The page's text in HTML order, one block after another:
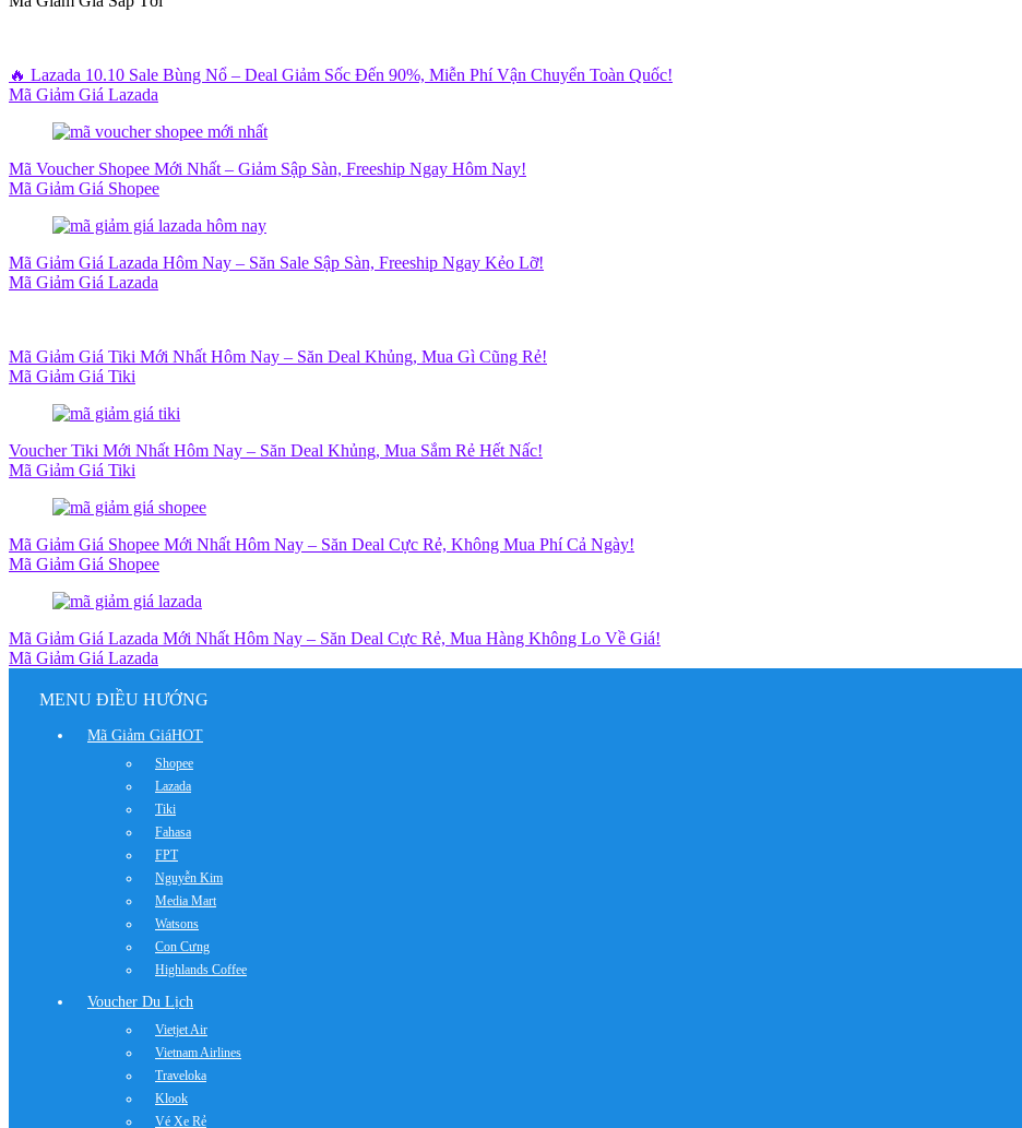
🔥 Lazada 10.10 Sale Bùng Nổ – Deal Giảm Sốc Đến 90%, Miễn Phí Vận Chuyển Toàn Quốc!
Mã Giảm Giá Lazada
Mã Voucher Shopee Mới Nhất – Giảm Sập Sàn, Freeship Ngay Hôm Nay!
Mã Giảm Giá Shopee
Mã Giảm Giá Lazada Hôm Nay – Săn Sale Sập Sàn, Freeship Ngay Kẻo Lỡ!
Mã Giảm Giá Lazada
Mã Giảm Giá Tiki Mới Nhất Hôm Nay – Săn Deal Khủng, Mua Gì Cũng Rẻ!
Mã Giảm Giá Tiki
Voucher Tiki Mới Nhất Hôm Nay – Săn Deal Khủng, Mua Sắm Rẻ Hết Nấc!
Mã Giảm Giá Tiki
Mã Giảm Giá Shopee Mới Nhất Hôm Nay – Săn Deal Cực Rẻ, Không Mua Phí Cả Ngày!
Mã Giảm Giá Shopee
Mã Giảm Giá Lazada Mới Nhất Hôm Nay – Săn Deal Cực Rẻ, Mua Hàng Không Lo Về Giá!
Mã Giảm Giá Lazada
MENU ĐIỀU HƯỚNG
Mã Giảm GiáHOT
Shopee
Lazada
Tiki
Fahasa
FPT
Nguyễn Kim
Media Mart
Watsons
Con Cưng
Highlands Coffee
Voucher Du Lịch
Vietjet Air
Vietnam Airlines
Traveloka
Klook
Vé Xe Rẻ